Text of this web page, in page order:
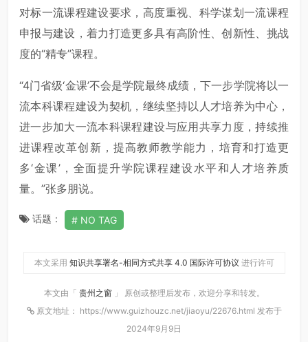
对标一流课程建设要求，高度重视、科学谋划一流课程
申报与建设，着力打造更多具有高阶性、创新性、挑战
度的“精专”课程。
“4门省级‘金课’不会是学院最终成绩，下一步学院将以一
流本科课程建设为契机，继续坚持以人才培养为中心，
进一步加大一流本科课程建设与应用共享力度，持续推
进课程改革创新，提高教师教学能力，培育和打造更
多‘金课’，全面提升学院课程建设水平和人才培养质
量。”张多朋说。
话题： NO TAG
本文采用 知识共享署名-相同方式共享 4.0 国际许可协议 进行许可
本文由「 贵州之窗 」 原创或整理后发布，欢迎分享和转发。
原文地址： https://www.guizhouzc.net/jiaoyu/22676.html 发布于
2024年9月9日